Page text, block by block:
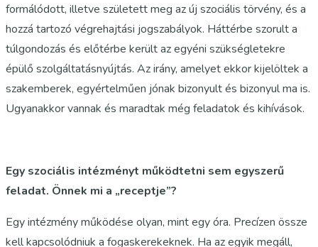
formálódott, illetve született meg az új szociális törvény, és a
hozzá tartozó végrehajtási jogszabályok. Háttérbe szorult a
túlgondozás és előtérbe került az egyéni szükségletekre
épülő szolgáltatásnyújtás. Az irány, amelyet ekkor kijelöltek a
szakemberek, egyértelműen jónak bizonyult és bizonyul ma is.
Ugyanakkor vannak és maradtak még feladatok és kihívások.
Egy szociális intézményt működtetni sem egyszerű
feladat. Önnek mi a „receptje”?
Egy intézmény működése olyan, mint egy óra. Precízen össze
kell kapcsolódniuk a fogaskerekeknek. Ha az egyik megáll,